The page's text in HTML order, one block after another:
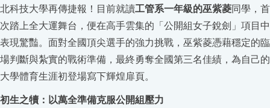
北科技大學再傳捷報！目前就讀工管系一年級的巫紫菱同學，首
次踏上全大運舞台，便在高手雲集的「公開組女子銳劍」項目中
表現驚豔。面對全國頂尖選手的強力挑戰，巫紫菱憑藉穩定的臨
場判斷與紮實的戰術準備，最終勇奪全國第三名佳績，為自己的
大學體育生涯初登場寫下輝煌扉頁。
初生之犢：以萬全準備克服公開組壓力